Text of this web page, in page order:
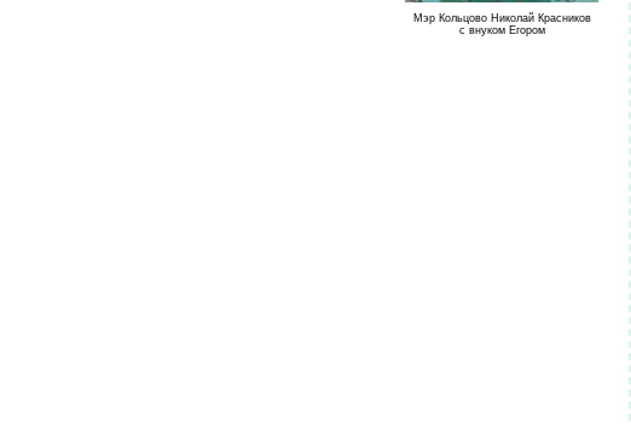
Мэр Кольцово Николай Красников
с внуком Егором